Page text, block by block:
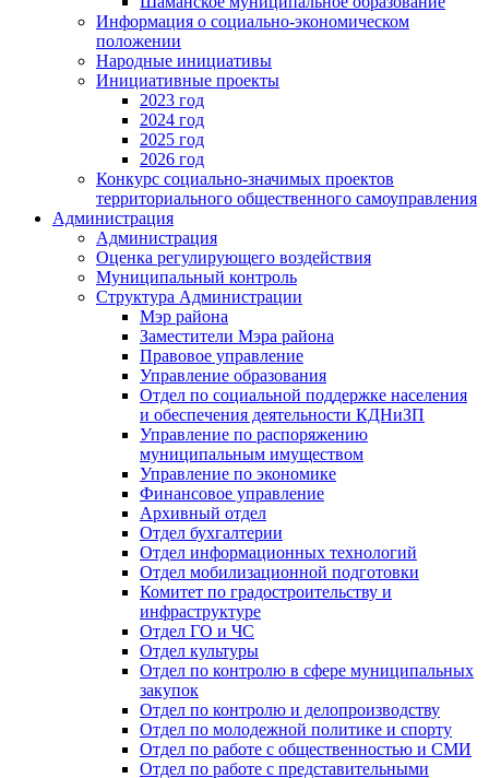
Информация о социально-экономическом
положении
Народные инициативы
Инициативные проекты
2023 год
2024 год
2025 год
2026 год
Конкурс социально-значимых проектов
территориального общественного самоуправления
Администрация
Администрация
Оценка регулирующего воздействия
Муниципальный контроль
Структура Администрации
Мэр района
Заместители Мэра района
Правовое управление
Управление образования
Отдел по социальной поддержке населения
и обеспечения деятельности КДНиЗП
Управление по распоряжению
муниципальным имуществом
Управление по экономике
Финансовое управление
Архивный отдел
Отдел бухгалтерии
Отдел информационных технологий
Отдел мобилизационной подготовки
Комитет по градостроительству и
инфраструктуре
Отдел ГО и ЧС
Отдел культуры
Отдел по контролю в сфере муниципальных
закупок
Отдел по контролю и делопроизводству
Отдел по молодежной политике и спорту
Отдел по работе с общественностью и СМИ
Отдел по работе с представительными